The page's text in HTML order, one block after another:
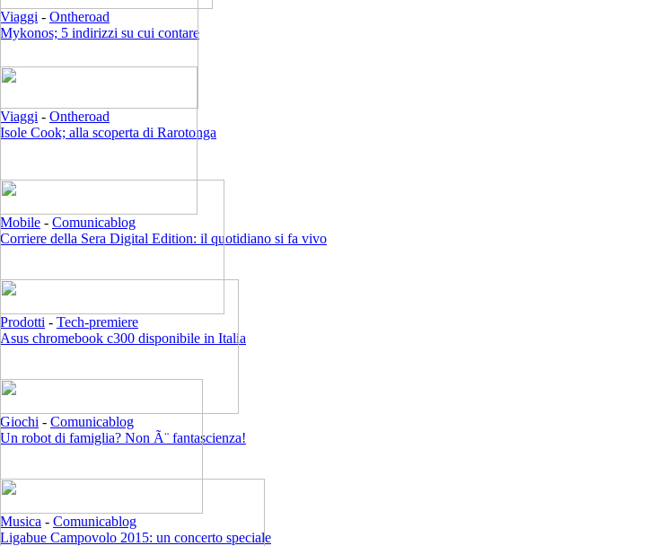
Viaggi - Ontheroad
Mykonos; 5 indirizzi su cui contare
Viaggi - Ontheroad
Isole Cook; alla scoperta di Rarotonga
Mobile - Comunicablog
Corriere della Sera Digital Edition: il quotidiano si fa vivo
Prodotti - Tech-premiere
Asus chromebook c300 disponibile in Italia
Giochi - Comunicablog
Un robot di famiglia? Non Ã¨ fantascienza!
Musica - Comunicablog
Ligabue Campovolo 2015: un concerto speciale